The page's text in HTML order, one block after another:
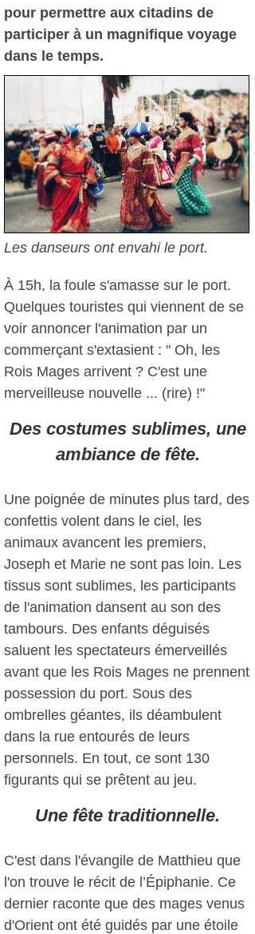
pour permettre aux citadins de
participer à un magnifique voyage
dans le temps.
Les danseurs ont envahi le port.
À 15h, la foule s'amasse sur le port.
Quelques touristes qui viennent de se
voir annoncer l'animation par un
commerçant s'extasient : " Oh, les
Rois Mages arrivent ? C'est une
merveilleuse nouvelle ... (rire) !"
Des costumes sublimes, une
ambiance de fête.
Une poignée de minutes plus tard, des
confettis volent dans le ciel, les
animaux avancent les premiers,
Joseph et Marie ne sont pas loin. Les
tissus sont sublimes, les participants
de l'animation dansent au son des
tambours. Des enfants déguisés
saluent les spectateurs émerveillés
avant que les Rois Mages ne prennent
possession du port. Sous des
ombrelles géantes, ils déambulent
dans la rue entourés de leurs
personnels. En tout, ce sont 130
figurants qui se prêtent au jeu.
Une fête traditionnelle.
C'est dans l'évangile de Matthieu que
l'on trouve le récit de l’Épiphanie. Ce
dernier raconte que des mages venus
d'Orient ont été guidés par une étoile